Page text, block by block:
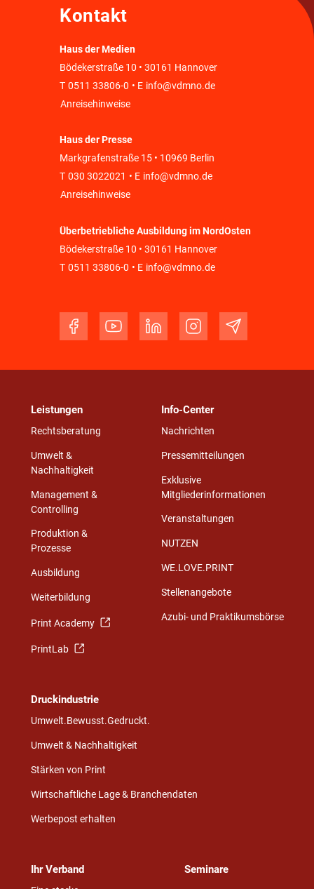
Kontakt
Haus der Medien
Bödekerstraße 10 • 30161 Hannover
T 0511 33806-0 • E info@vdmno.de
Anreisehinweise
Haus der Presse
Markgrafenstraße 15 • 10969 Berlin
T 030 3022021 • E info@vdmno.de
Anreisehinweise
Überbetriebliche Ausbildung im NordOsten
Bödekerstraße 10 • 30161 Hannover
T 0511 33806-0 • E info@vdmno.de
Leistungen
Rechtsberatung
Umwelt &
Nachhaltigkeit
Management &
Controlling
Produktion &
Prozesse
Ausbildung
Weiterbildung
Print Academy
PrintLab
Info-Center
Nachrichten
Pressemitteilungen
Exklusive
Mitgliederinformationen
Veranstaltungen
NUTZEN
WE.LOVE.PRINT
Stellenangebote
Azubi- und Praktikumsbörse
Druckindustrie
Umwelt.Bewusst.Gedruckt.
Umwelt & Nachhaltigkeit
Stärken von Print
Wirtschaftliche Lage & Branchendaten
Werbepost erhalten
Ihr Verband Seminare